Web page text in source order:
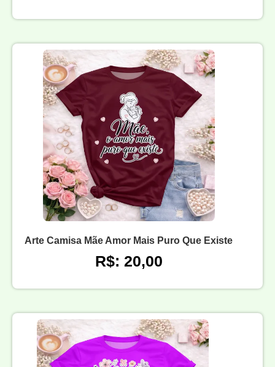
Arte Camisa Mãe Amor Mais Puro Que Existe
R$: 20,00